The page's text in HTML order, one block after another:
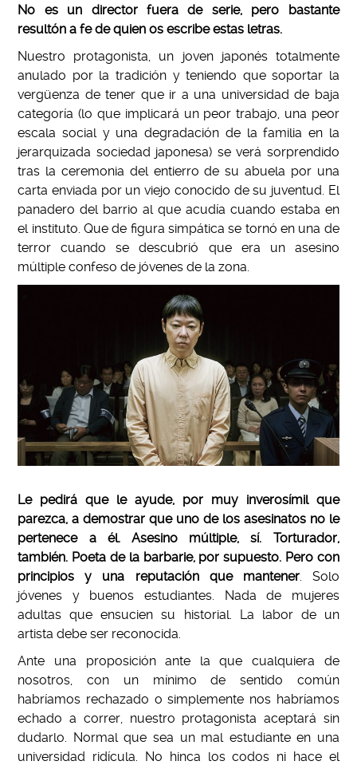
No es un director fuera de serie, pero bastante
resultón a fe de quien os escribe estas letras.
Nuestro protagonista, un joven japonés totalmente
anulado por la tradición y teniendo que soportar la
vergüenza de tener que ir a una universidad de baja
categoría (lo que implicará un peor trabajo, una peor
escala social y una degradación de la familia en la
jerarquizada sociedad japonesa) se verá sorprendido
tras la ceremonia del entierro de su abuela por una
carta enviada por un viejo conocido de su juventud. El
panadero del barrio al que acudía cuando estaba en
el instituto. Que de figura simpática se tornó en una de
terror cuando se descubrió que era un asesino
múltiple confeso de jóvenes de la zona.
Le pedirá que le ayude, por muy inverosímil que
parezca, a demostrar que uno de los asesinatos no le
pertenece a él.
Asesino múltiple, sí. Torturador,
también. Poeta de la barbarie, por supuesto. Pero con
principios y una reputación que mantener. Solo
jóvenes y buenos estudiantes. Nada de mujeres
adultas que ensucien su historial. La labor de un
artista debe ser reconocida.
Ante una proposición ante la que cualquiera de
nosotros, con un mínimo de sentido común
habríamos rechazado o simplemente nos habríamos
echado a correr, nuestro protagonista aceptará sin
dudarlo. Normal que sea un mal estudiante en una
universidad ridícula. No hinca los codos ni hace el